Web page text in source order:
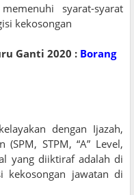
syarat-syarat
kekosongan
Ganti 2020 : Borang
dengan Ijazah,
STPM, “A” Level,
yang diiktiraf adalah di
kekosongan jawatan di